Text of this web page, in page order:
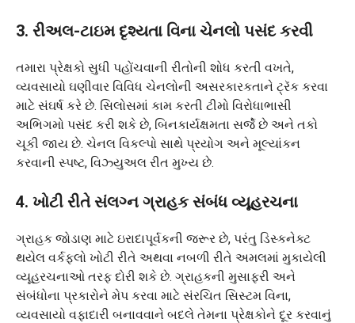
3. રીઅલ-ટાઇમ દૃશ્યતા વિના ચેનલો પસંદ કરવી
તમારા પ્રેક્ષકો સુધી પહોંચવાની રીતોની શોધ કરતી વખતે,
વ્યવસાયો ઘણીવાર વિવિધ ચેનલોની અસરકારકતાને ટ્રૅક કરવા
માટે સંઘર્ષ કરે છે. સિલોસમાં કામ કરતી ટીમો વિરોધાભાસી
અભિગમો પસંદ કરી શકે છે, બિનકાર્યક્ષમતા સર્જે છે અને તકો
ચૂકી જાય છે. ચેનલ વિકલ્પો સાથે પ્રયોગ અને મૂલ્યાંકન
કરવાની સ્પષ્ટ, વિઝ્યુઅલ રીત મુખ્ય છે.
4. ખોટી રીતે સંલગ્ન ગ્રાહક સંબંધ વ્યૂહરચના
ગ્રાહક જોડાણ માટે ઇરાદાપૂર્વકની જરૂર છે, પરંતુ ડિસ્કનેક્ટ
થયેલ વર્કફ્લો ખોટી રીતે અથવા નબળી રીતે અમલમાં મુકાયેલી
વ્યૂહરચનાઓ તરફ દોરી શકે છે. ગ્રાહકની મુસાફરી અને
સંબંધોના પ્રકારોને મેપ કરવા માટે સંરચિત સિસ્ટમ વિના,
વ્યવસાયો વફાદારી બનાવવાને બદલે તેમના પ્રેક્ષકોને દૂર કરવાનું